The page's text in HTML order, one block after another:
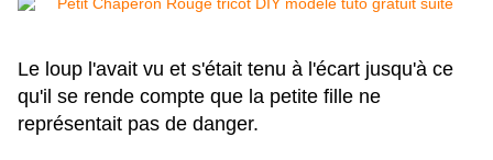
Le loup l'avait vu et s'était tenu à l'écart jusqu'à ce
qu'il se rende compte que la petite fille ne
représentait pas de danger.